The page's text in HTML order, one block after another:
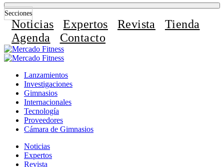
Secciones
Noticias Expertos Revista
Tienda
Agenda
Contacto
Lanzamientos
Investigaciones
Gimnasios
Internacionales
Tecnología
Proveedores
Cámara de Gimnasios
Noticias
Expertos
Revista